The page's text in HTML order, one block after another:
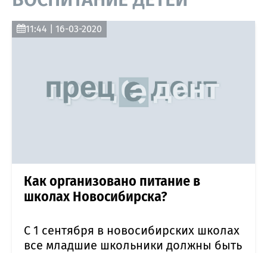
11:44 | 16-03-2020
Как организовано питание в
школах Новосибирска?
С 1 сентября в новосибирских школах
все младшие школьники должны быть